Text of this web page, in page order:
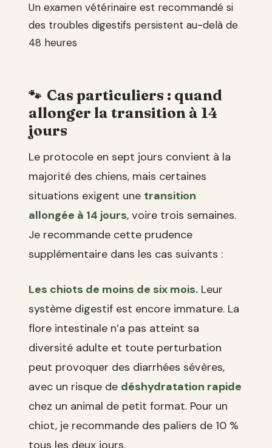
Un examen vétérinaire est recommandé si
des troubles digestifs persistent au-delà de
48 heures
Cas particuliers : quand
allonger la transition à 14
jours
Le protocole en sept jours convient à la
majorité des chiens, mais certaines
situations exigent une transition
allongée à 14 jours, voire trois semaines.
Je recommande cette prudence
supplémentaire dans les cas suivants :
Les chiots de moins de six mois. Leur
système digestif est encore immature. La
flore intestinale n’a pas atteint sa
diversité adulte et toute perturbation
peut provoquer des diarrhées sévères,
avec un risque de déshydratation rapide
chez un animal de petit format. Pour un
chiot, je recommande des paliers de 10 %
tous les deux jours.